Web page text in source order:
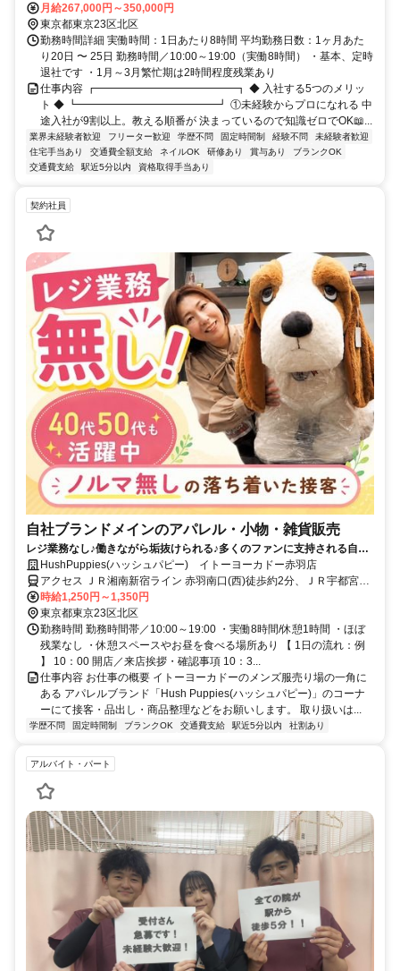
岩淵駅徒歩8分
月給267,000円～350,000円
東京都東京23区北区
勤務時間詳細 実働時間：1日あたり8時間 平均勤務日数：1ヶ月あた
り20日 〜 25日 勤務時間／10:00～19:00（実働8時間） ・基本、定時
退社です ・1月～3月繁忙期は2時間程度残業あり
仕事内容 ┏━━━━━━━━━━━━━┓ ◆ 入社する5つのメリッ
ト ◆ ┗━━━━━━━━━━━━━┛ ①未経験からプロになれる 中
途入社が9割以上。教える順番が 決まっているので知識ゼロでOK📖...
業界未経験者歓迎 フリーター歓迎 学歴不問 固定時間制 経験不問
未経験者歓迎
住宅手当あり
交通費全額支給 ネイルOK 研修あり 賞与あり
ブランクOK
交通費支給
駅近5分以内 資格取得手当あり
契約社員
自社ブランドメインのアパレル・小物・雑貨販売
レジ業務なし♪働きながら垢抜けられる♪多くのファンに支持される自社
のお洋服を届けるお仕事！
HushPuppies(ハッシュパピー) イトーヨーカドー赤羽店
アクセス ＪＲ湘南新宿ライン 赤羽南口(西)徒歩約2分、ＪＲ宇都宮線
〔東北本線〕・ＪＲ上野東京ライン/ＪＲ高崎線 赤羽南口(西)徒歩約2
分、ＪＲ埼京線/りんかい線 赤羽南口(西)徒歩約2分 赤羽駅から徒歩2
分 ★駅チカ
時給1,250円～1,350円
東京都東京23区北区
勤務時間 勤務時間帯／10:00～19:00 ・実働8時間/休憩1時間 ・ほぼ
残業なし ・休憩スペースやお昼を食べる場所あり 【 1日の流れ：例
】 10：00 開店／来店挨拶・確認事項 10：3...
仕事内容 お仕事の概要 イトーヨーカドーのメンズ服売り場の一角に
ある アパレルブランド「Hush Puppies(ハッシュパピー)」のコーナ
ーにて接客・品出し・商品整理などをお願いします。 取り扱いは...
学歴不問 固定時間制 ブランクOK 交通費支給 駅近5分以内 社割あり
アルバイト・パート